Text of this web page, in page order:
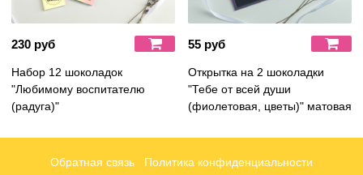
230 руб
Набор 12 шоколадок
"Любимому воспитателю
(радуга)"
55 руб
Открытка на 2 шоколадки
"Тебе от всей души
(фиолетовая, цветы)" матовая
Обратная связь Политика конфиденциальности